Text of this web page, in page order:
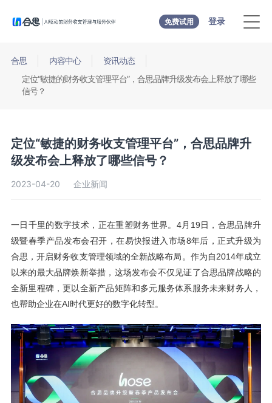
免费试用 登录
合思 内容中心
资讯动态
定位“敏捷的财务收支管理平台”，合思品牌升级发布会上释放了哪些
信号？
定位“敏捷的财务收支管理平台”，合思品牌升
级发布会上释放了哪些信号？
2023-04-20 企业新闻
一日千里的数字技术，正在重塑财务世界。4月19日，合思品牌升
级暨春季产品发布会召开，在易快报进入市场8年后，正式升级为
合思，开启财务收支管理领域的全新战略布局。作为自2014年成立
以来的最大品牌焕新举措，这场发布会不仅见证了合思品牌战略的
全新里程碑，更以全新产品矩阵和多元服务体系服务未来财务人，
也帮助企业在AI时代更好的数字化转型。